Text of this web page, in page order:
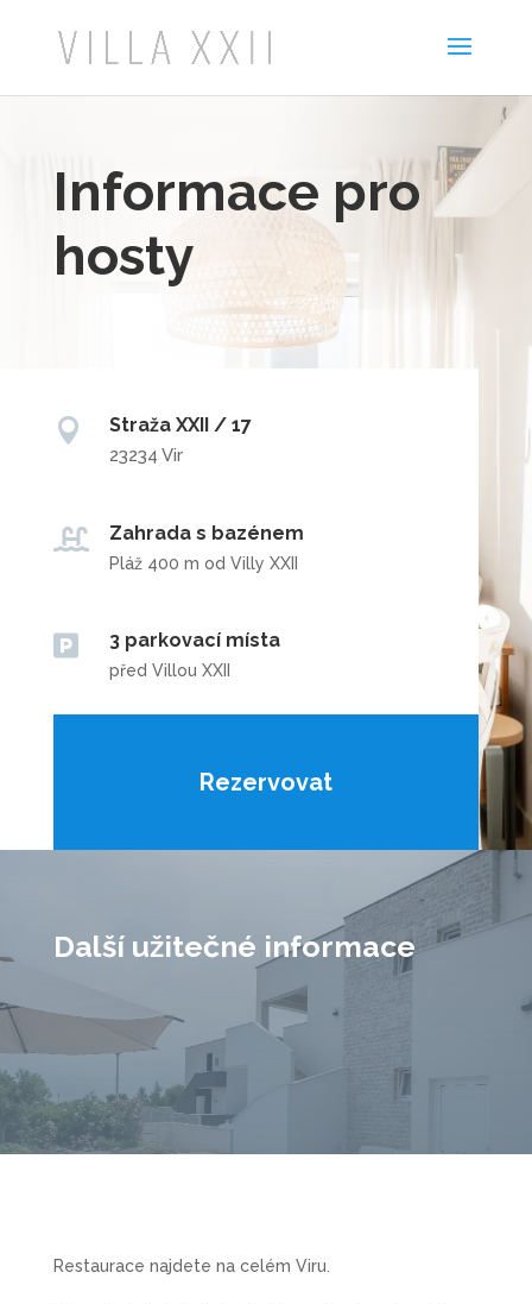
Informace pro
hosty
 Straža XXII / 17
23234 Vir
 Zahrada s bazénem
Pláž 400 m od Villy XXII
 3 parkovací místa
před Villou XXII
Rezervovat
Další užitečné informace
Restaurace najdete na celém Viru.